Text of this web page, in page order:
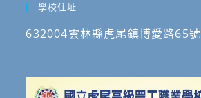
學校住址
632004雲林縣虎尾鎮博愛路65號